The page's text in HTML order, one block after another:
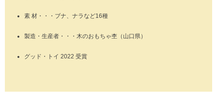
素 材・・・ブナ、ナラなど16種
製造・生産者・・・木のおもちゃ杢（山口県）
グッド・トイ 2022 受賞